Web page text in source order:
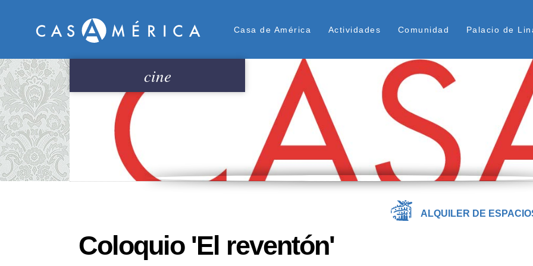
Menú Superior
Casa de América Actividades Comunidad Palacio de
cine
ALQUILER DE
Coloquio 'El reventón'